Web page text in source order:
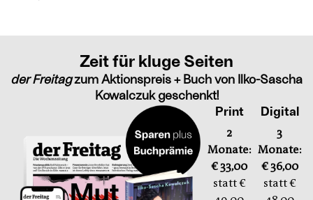
Zeit für kluge Seiten
der Freitagzum Aktionspreis + Buch von Ilko-Sascha
Kowalczuk geschenkt!
Print
2
Monate:
€ 33,00
statt €
Digital
3
Monate:
€ 36,00
statt €